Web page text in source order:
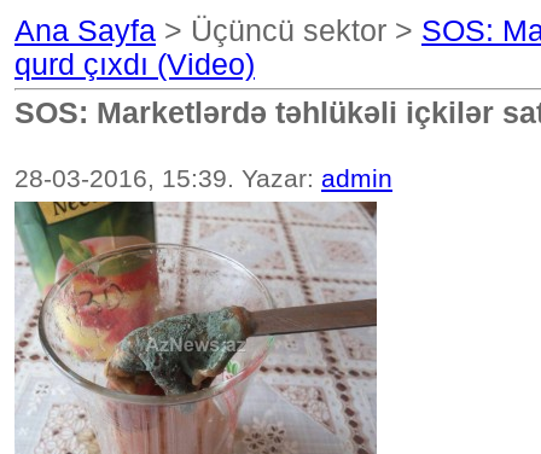
Ana Sayfa > Üçüncü sektor > SOS:
qurd çıxdı (Video)
SOS: Marketlərdə təhlükəli içkilər
28-03-2016, 15:39. Yazar: admin